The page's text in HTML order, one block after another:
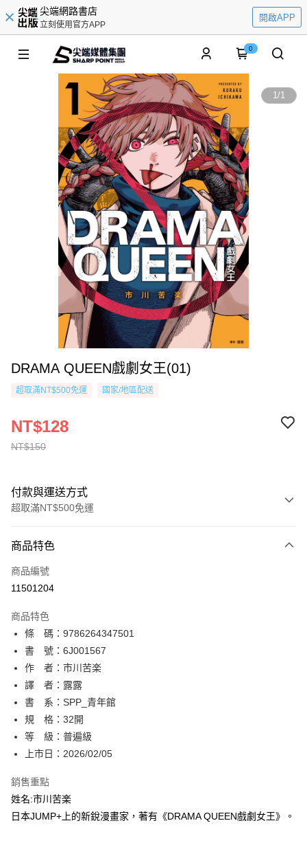
尖端網路書店
立刻使用官方APP
開啟APP
0
1/1
DRAMA QUEEN戲劇女王(01)
超取滿NT$500免運 國家/地區配送
NT$150
NT$128
付款與運送方式
超取滿NT$500免運
信用卡一次付款
超商取貨付款
相關說明
【關於「AFTEE先享後付」】
AFTEE先享後付是「在收到商品之後才付款」的支付方式。 讓您購物簡單
便利好安心！
１．簡單：不需註冊會員、不需綁卡、不需儲值。
２．便利：只要手機號碼，簡訊認證，即可結帳。
３．安心：先確認商品／服務後，再付款。
【「AFTEE先享後付」結帳流程】
１．於結帳方式選擇「AFTEE先享後付」後，將跳轉至「AFTEE先享後付」
結帳頁面，進行簡訊認證並確認金額後，即可完成結帳。
２．訂單成立數日內，您將收到繳費通知簡訊。
ATM／網路銀行／等多元方式進行付款，方視為交易完成。
※ 請注意：結帳手續完成當下不需立刻繳費，但若您需要取消訂單，請聯絡
購買商品的店家。未經商家同意取消之訂單仍視為有效，需透過AFTEE先享
後付繳納相關費用。
ATM付款
運送方式
全家取貨付款
每筆NT$80，滿NT$500(含以上)免運費
付款後全家取貨
每筆NT$80，滿NT$500(含以上)免運費
商品特色
商品編號
11501204
商品特色
條 碼：9786264347501
書 號：6J001567
作 者：市川苦楽
譯 者：露露
書 系：SPP_青年館
規 格：32開
等 級：普遍級
上市日：2026/02/05
銷售重點
姓名:市川苦楽
日本JUMP+上的新銳漫畫家，著有《DRAMA QUEEN戲劇女王》。